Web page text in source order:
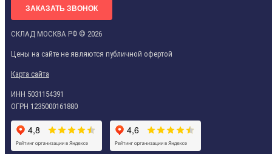
ЗАКАЗАТЬ ЗВОНОК
СКЛАД МОСКВА РФ © 2026
Цены на сайте не являются публичной офертой
Карта сайта
ИНН 5031154391
ОГРН 1235000161880